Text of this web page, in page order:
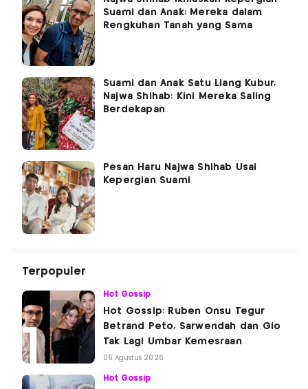
Suami dan Anak: Mereka dalam
Rengkuhan Tanah yang Sama
Suami dan Anak Satu Liang Kubur,
Najwa Shihab: Kini Mereka Saling
Berdekapan
Pesan Haru Najwa Shihab Usai
Kepergian Suami
Terpopuler
Hot Gossip
Hot Gossip: Ruben Onsu Tegur
Betrand Peto, Sarwendah dan Gio
Tak Lagi Umbar Kemesraan
06 Agustus 2026
Hot Gossip